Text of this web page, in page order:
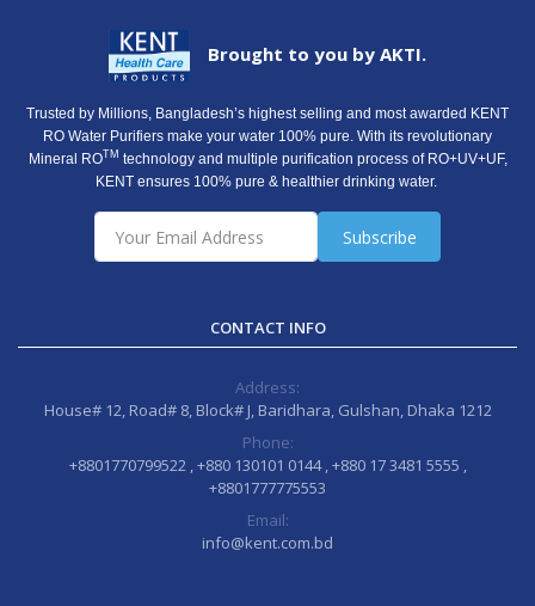
Brought to you by AKTI.
Trusted by Millions, Bangladesh’s highest selling and most awarded KENT
RO Water Purifiers make your water 100% pure. With its revolutionary
Mineral ROTM technology and multiple purification process of RO+UV+UF,
KENT ensures 100% pure & healthier drinking water.
Subscribe
CONTACT INFO
Address:
House# 12, Road# 8, Block# J, Baridhara, Gulshan, Dhaka 1212
Phone:
+8801770799522 , +880 130101 0144 , +880 17 3481 5555 ,
+8801777775553
Email:
info@kent.com.bd